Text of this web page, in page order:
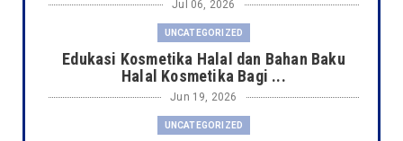
Jul 06, 2026
UNCATEGORIZED
Edukasi Kosmetika Halal dan Bahan Baku
Halal Kosmetika Bagi ...
Jun 19, 2026
UNCATEGORIZED